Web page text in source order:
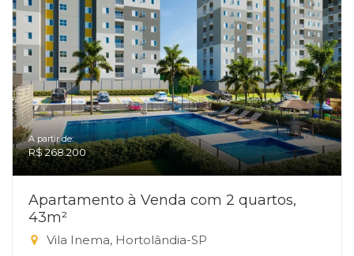
A partir de:
R$ 268.200
Apartamento à Venda com 2 quartos,
43m²
Vila Inema, Hortolândia-SP